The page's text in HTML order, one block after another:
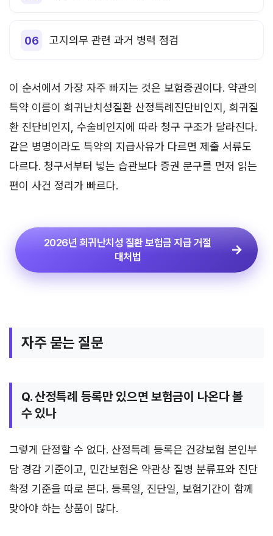
고지의무 관련 과거 병력 점검
이 순서에서 가장 자주 빠지는 것은 보험증권이다. 약관의
특약 이름이 희귀난치성질환 산정특례진단비인지, 희귀질
환 진단비인지, 수술비인지에 따라 청구 구조가 달라진다.
같은 병명이라도 특약의 지급사유가 다르면 제출 서류도
다르다. 청구서부터 넣는 습관보다 증권 문구를 먼저 읽는
편이 사건 정리가 빠르다.
2026년 희귀난치성 질환 보험금 지급 거절
대처법
자주 묻는 질문
Q. 산정특례 등록만 있으면 보험금이 나온다 볼
수 있나
그렇게 단정할 수 없다. 산정특례 등록은 건강보험 본인부
담 경감 기준이고, 민간보험은 약관상 질병 분류표와 진단
확정 기준을 따로 본다. 등록일, 진단일, 보험기간이 함께
맞아야 하는 상품이 많다.